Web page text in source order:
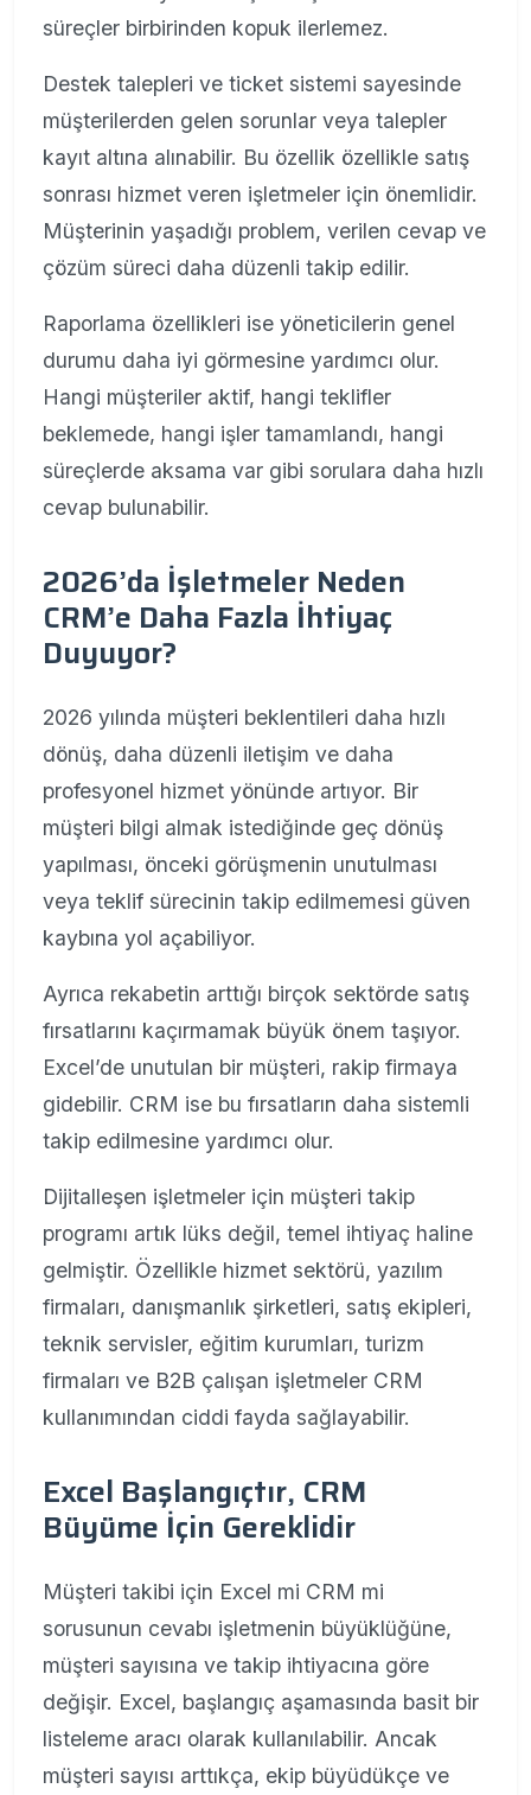
süreçler birbirinden kopuk ilerlemez.
Destek talepleri ve ticket sistemi sayesinde
müşterilerden gelen sorunlar veya talepler
kayıt altına alınabilir. Bu özellik özellikle satış
sonrası hizmet veren işletmeler için önemlidir.
Müşterinin yaşadığı problem, verilen cevap ve
çözüm süreci daha düzenli takip edilir.
Raporlama özellikleri ise yöneticilerin genel
durumu daha iyi görmesine yardımcı olur.
Hangi müşteriler aktif, hangi teklifler
beklemede, hangi işler tamamlandı, hangi
süreçlerde aksama var gibi sorulara daha hızlı
cevap bulunabilir.
2026’da İşletmeler Neden
CRM’e Daha Fazla İhtiyaç
Duyuyor?
2026 yılında müşteri beklentileri daha hızlı
dönüş, daha düzenli iletişim ve daha
profesyonel hizmet yönünde artıyor. Bir
müşteri bilgi almak istediğinde geç dönüş
yapılması, önceki görüşmenin unutulması
veya teklif sürecinin takip edilmemesi güven
kaybına yol açabiliyor.
Ayrıca rekabetin arttığı birçok sektörde satış
fırsatlarını kaçırmamak büyük önem taşıyor.
Excel’de unutulan bir müşteri, rakip firmaya
gidebilir. CRM ise bu fırsatların daha sistemli
takip edilmesine yardımcı olur.
Dijitalleşen işletmeler için müşteri takip
programı artık lüks değil, temel ihtiyaç haline
gelmiştir. Özellikle hizmet sektörü, yazılım
firmaları, danışmanlık şirketleri, satış ekipleri,
teknik servisler, eğitim kurumları, turizm
firmaları ve B2B çalışan işletmeler CRM
kullanımından ciddi fayda sağlayabilir.
Excel Başlangıçtır, CRM
Büyüme İçin Gereklidir
Müşteri takibi için Excel mi CRM mi
sorusunun cevabı işletmenin büyüklüğüne,
müşteri sayısına ve takip ihtiyacına göre
değişir. Excel, başlangıç aşamasında basit bir
listeleme aracı olarak kullanılabilir. Ancak
müşteri sayısı arttıkça, ekip büyüdükçe ve